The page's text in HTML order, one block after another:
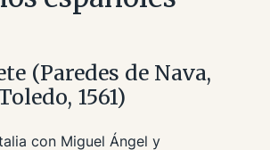
(Paredes de Nava,
1561)
con Miguel Ángel y